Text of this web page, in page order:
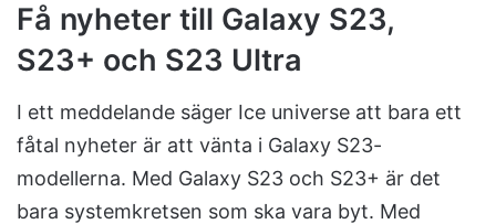
Få nyheter till Galaxy S23,
S23+ och S23 Ultra
I ett meddelande säger Ice universe att bara ett
fåtal nyheter är att vänta i Galaxy S23-
modellerna. Med Galaxy S23 och S23+ är det
bara systemkretsen som ska vara byt. Med